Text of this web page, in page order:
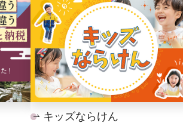
キッズならけん